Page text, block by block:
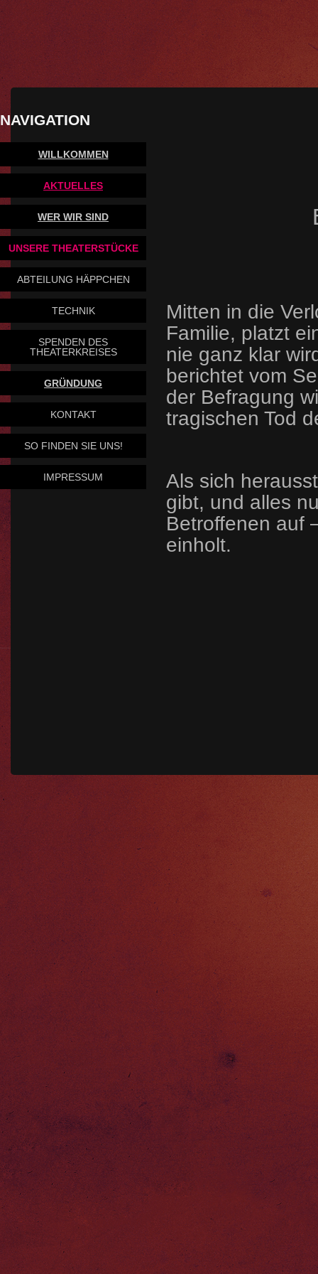
NAVIGATION
WILLKOMMEN
AKTUELLES
WER WIR SIND
UNSERE THEATERSTÜCKE
ABTEILUNG HÄPPCHEN
TECHNIK
SPENDEN DES
THEATERKREISES
GRÜNDUNG
KONTAKT
SO FINDEN SIE UNS!
IMPRESSUM
Mitten in die
Familie, platzt
nie ganz klar
berichtet vom
der Befragung
tragischen Tod
Als sich
gibt, und alles
Betroffenen auf
einholt.